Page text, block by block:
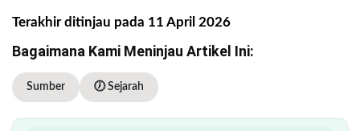
Terakhir ditinjau pada 11 April 2026
Bagaimana Kami Meninjau Artikel Ini:
Sumber 🕖 Sejarah